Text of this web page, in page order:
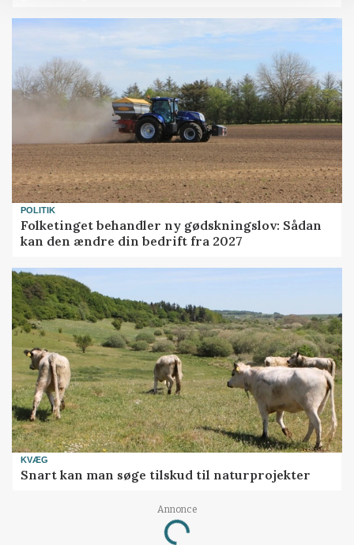
POLITIK
Folketinget behandler ny gødskningslov: Sådan
kan den ændre din bedrift fra 2027
KVÆG
Snart kan man søge tilskud til naturprojekter
Annonce
Loading...